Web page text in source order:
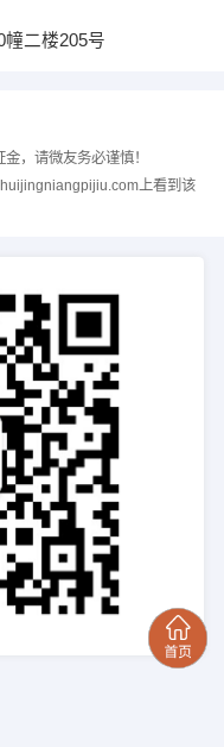
二楼205号
，请微友务必谨慎！
上看到该